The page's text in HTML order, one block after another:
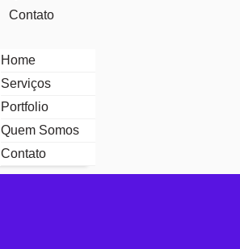
Contato
Home
Serviços
Portfolio
Quem Somos
Contato